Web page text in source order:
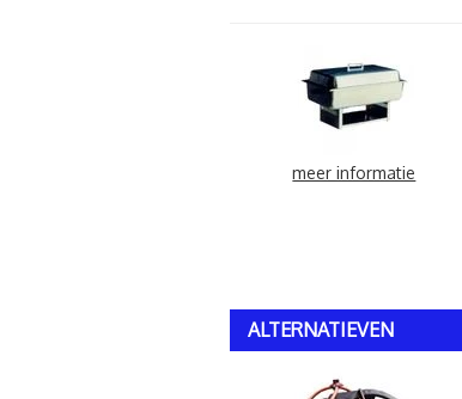
meer informatie
ALTERNATIEVEN